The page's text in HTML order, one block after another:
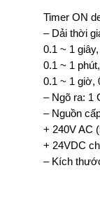
Timer ON
– Dải thời
0.1 ~ 1
0.1 ~ 1
0.1 ~ 1 giờ,
– Ngõ ra: 1
– Nguồn
+ 240V AC
+ 24VDC
– Kích